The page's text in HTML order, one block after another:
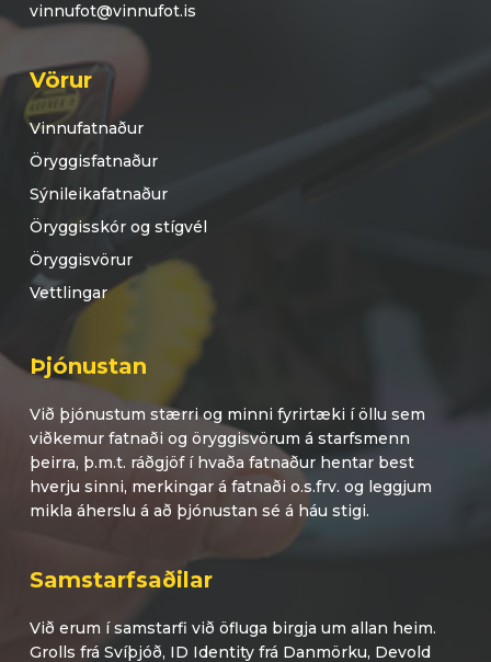
vinnufot@vinnufot.is
Vörur
Vinnufatnaður
Öryggisfatnaður
Sýnileikafatnaður
Öryggisskór og stígvél
Öryggisvörur
Vettlingar
Þjónustan
Við þjónustum stærri og minni fyrirtæki í öllu sem
viðkemur fatnaði og öryggisvörum á starfsmenn
þeirra, þ.m.t. ráðgjöf í hvaða fatnaður hentar best
hverju sinni, merkingar á fatnaði o.s.frv. og leggjum
mikla áherslu á að þjónustan sé á háu stigi.
Samstarfsaðilar
Við erum í samstarfi við öfluga birgja um allan heim.
Grolls frá Svíþjóð, ID Identity frá Danmörku, Devold